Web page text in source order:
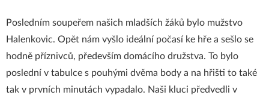
Posledním soupeřem našich mladších žáků bylo mužstvo
Halenkovic. Opět nám vyšlo ideální počasí ke hře a sešlo se
hodně příznivců, především domácího družstva. To bylo
poslední v tabulce s pouhými dvěma body a na hřišti to také
tak v prvních minutách vypadalo. Naši kluci předvedli v